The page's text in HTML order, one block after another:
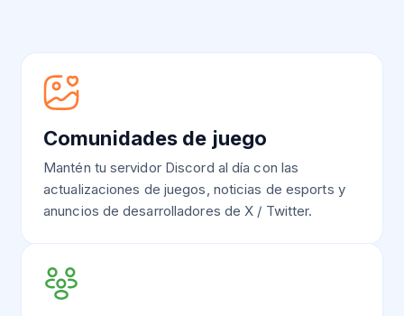
Comunidades de juego
Mantén tu servidor Discord al día con las
actualizaciones de juegos, noticias de esports y
anuncios de desarrolladores de X / Twitter.